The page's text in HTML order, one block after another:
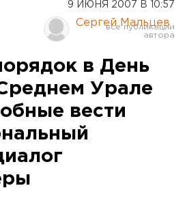
Курган
Оренбург
9 ИЮНЯ 2007 В 10:57
Сергей Мальцев
в День
Урале
вести